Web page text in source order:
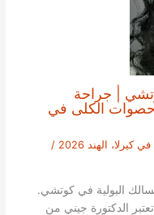
| جراحة
وحصوات الكلى في
الهند 2026
/
البولية في كوتشي.
الدكتورة جيني من